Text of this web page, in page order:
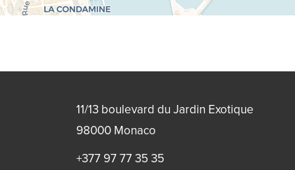
11/13 boulevard du Jardin Exotique
98000 Monaco
+377 97 77 35 35